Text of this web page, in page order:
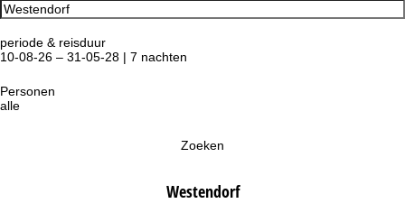
periode & reisduur
10-08-26 – 31-05-28 | 7 nachten
Personen
alle
Zoeken
Westendorf